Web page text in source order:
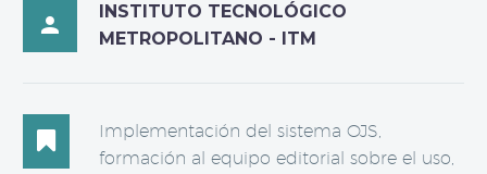

INSTITUTO TECNOLÓGICO
METROPOLITANO - ITM

Implementación del sistema OJS,
formación al equipo editorial sobre el uso,